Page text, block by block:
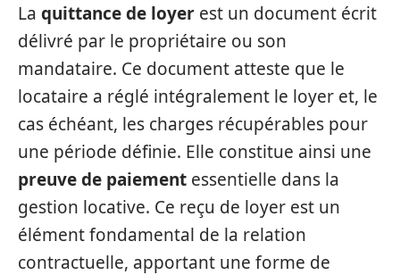
La quittance de loyer est un document écrit
délivré par le propriétaire ou son
mandataire. Ce document atteste que le
locataire a réglé intégralement le loyer et, le
cas échéant, les charges récupérables pour
une période définie. Elle constitue ainsi une
preuve de paiement essentielle dans la
gestion locative. Ce reçu de loyer est un
élément fondamental de la relation
contractuelle, apportant une forme de